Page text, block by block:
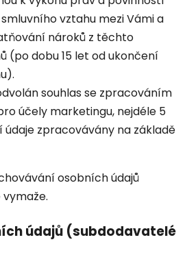
vztahu mezi Vámi a
nároků z těchto
(po dobu 15 let od ukončení
souhlas se zpracováním
účely marketingu, nejdéle 5
údaje zpracovávány na základě
osobních údajů
údajů (subdodavatelé